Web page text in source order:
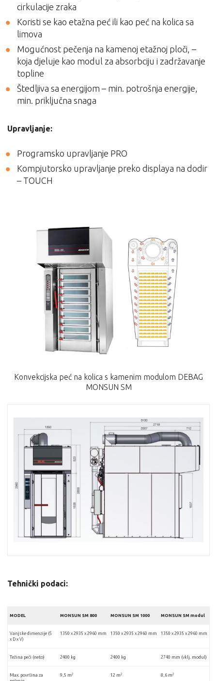
cirkulacije zraka
Koristi se kao etažna peć ili kao peć na kolica sa
limova
Mogućnost pečenja na kamenoj etažnoj ploči, –
koja djeluje kao modul za absorbciju i zadržavanje
topline
Štedljiva sa energijom – min. potrošnja energije,
min. priključna snaga
Upravljanje:
Programsko upravljanje PRO
Kompjutorsko upravljanje preko displaya na dodir
– TOUCH
Konvekcijska peć na kolica s kamenim modulom DEBAG
MONSUN SM
Tehnički podaci:
MODEL MONSUN SM 800 MONSUN SM 1000 MONSUN SM modul
Vanjske dimenzije (Š
x D x V)
1350 x 2935 x 2960 mm 1350 x 2935 x 2960 mm 1350 x 2935 x 2960 mm
Težina peći (neto) 2400 kg 2400 kg 2740 mm (vklj. modul)
Max. površina za
9,5 m2 12 m2 8,6 m2